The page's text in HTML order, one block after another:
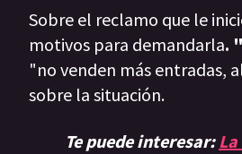
Sobre el reclamo que le
motivos para demandarla.
"no venden más entradas,
sobre la situación.
Te puede interesar: